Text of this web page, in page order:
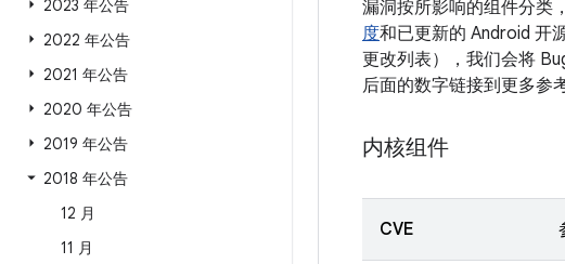
2023 年公告
2022 年公告
2021 年公告
2020 年公告
2019 年公告
2018 年公告
12 月
11 月
漏洞按所影响的组件分类
度和已更新的 Android 开
更改列表），我们会将
后面的数字链接到更多参
内核组件
CVE